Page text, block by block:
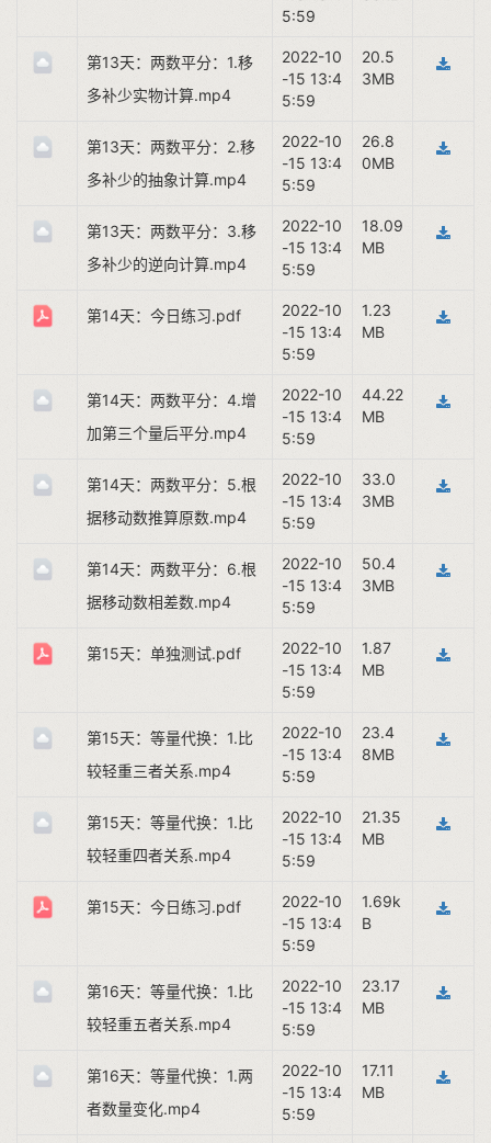
5:59
第13天：两数平分：1.移
多补少实物计算.mp4
2022-10
-15 13:4
5:59
20.5
3MB
第13天：两数平分：2.移
多补少的抽象计算.mp4
2022-10
-15 13:4
5:59
26.8
0MB
第13天：两数平分：3.移
多补少的逆向计算.mp4
2022-10
-15 13:4
5:59
18.09
MB
第14天：今日练习.pdf
2022-10
-15 13:4
5:59
1.23
MB
第14天：两数平分：4.增
加第三个量后平分.mp4
2022-10
-15 13:4
5:59
44.22
MB
第14天：两数平分：5.根
据移动数推算原数.mp4
2022-10
-15 13:4
5:59
33.0
3MB
第14天：两数平分：6.根
据移动数相差数.mp4
2022-10
-15 13:4
5:59
50.4
3MB
第15天：单独测试.pdf
2022-10
-15 13:4
5:59
1.87
MB
第15天：等量代换：1.比
较轻重三者关系.mp4
2022-10
-15 13:4
5:59
23.4
8MB
第15天：等量代换：1.比
较轻重四者关系.mp4
2022-10
-15 13:4
5:59
21.35
MB
第15天：今日练习.pdf
2022-10
-15 13:4
5:59
1.69k
B
第16天：等量代换：1.比
较轻重五者关系.mp4
2022-10
-15 13:4
5:59
23.17
MB
第16天：等量代换：1.两
者数量变化.mp4
2022-10
-15 13:4
5:59
17.11
MB